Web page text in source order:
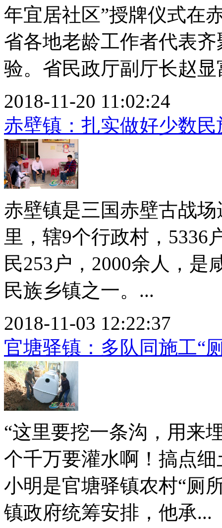
年宜居社区”授牌仪式在
省各地老龄工作者代表
验。省民政厅副厅长赵显
2018-11-20 11:02:24
赤壁镇：扎实做好少数
赤壁镇是三国赤壁古战
里，辖9个行政村，5336
民253户，2000余人，是
民族乡镇之一。...
2018-11-03 12:22:37
官塘驿镇：多队同施工“
“这里要挖一条沟，用来
个千万要灌水啊！搞点
小明是官塘驿镇农村“厕
镇政府统筹安排，他承...